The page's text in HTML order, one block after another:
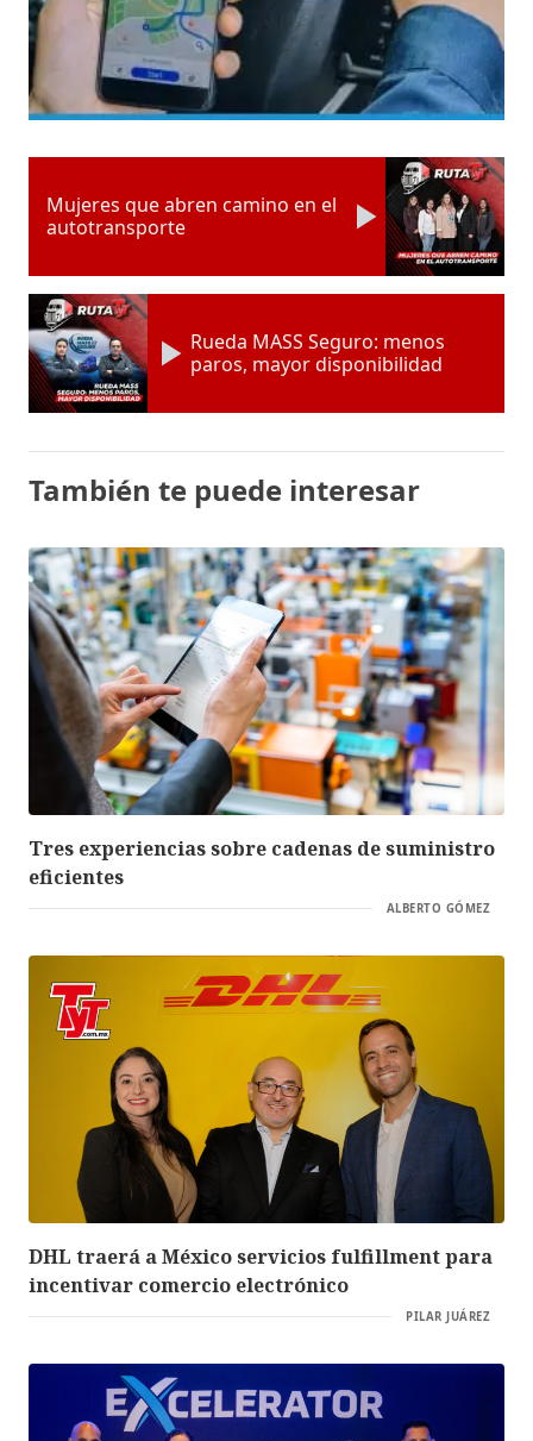
Mujeres que abren camino en el
autotransporte
Rueda MASS Seguro: menos
paros, mayor disponibilidad
También te puede interesar
Tres experiencias sobre cadenas de suministro
eficientes
ALBERTO GÓMEZ
DHL traerá a México servicios fulfillment para
incentivar comercio electrónico
PILAR JUÁREZ